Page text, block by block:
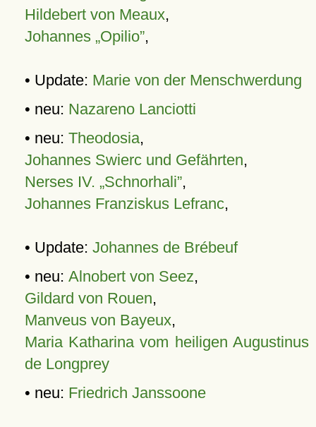
Hildebert von Meaux,
Johannes „Opilio”,
• Update: Marie von der Menschwerdung
• neu: Nazareno Lanciotti
• neu: Theodosia,
Johannes Swierc und Gefährten,
Nerses IV. „Schnorhali”,
Johannes Franziskus Lefranc,
• Update: Johannes de Brébeuf
• neu: Alnobert von Seez,
Gildard von Rouen,
Manveus von Bayeux,
Maria Katharina vom heiligen Augustinus
de Longprey
• neu: Friedrich Janssoone